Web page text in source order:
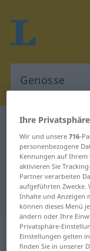
Deutsch-
Deutsch-
"Genosse"
Ihre
Wir und unsere716-
personenbezogene
Kennungen auf Ihrem
aktivieren Sie
Partner verarbeiten
aufgeführten Zwecke.
Inhalte und Anzeigen
können dieses Menü
ändern oder Ihre
Privatsphäre-
Einstellungen gelten
finden Sie in unserer